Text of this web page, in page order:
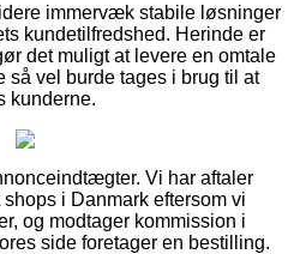
immervæk stabile løsninger
kundetilfredshed. Herinde er
det muligt at levere en omtale
så vel burde tages i brug til at
kunderne.
Vi har aftaler
i Danmark eftersom vi
og modtager kommission i
side foretager en bestilling.